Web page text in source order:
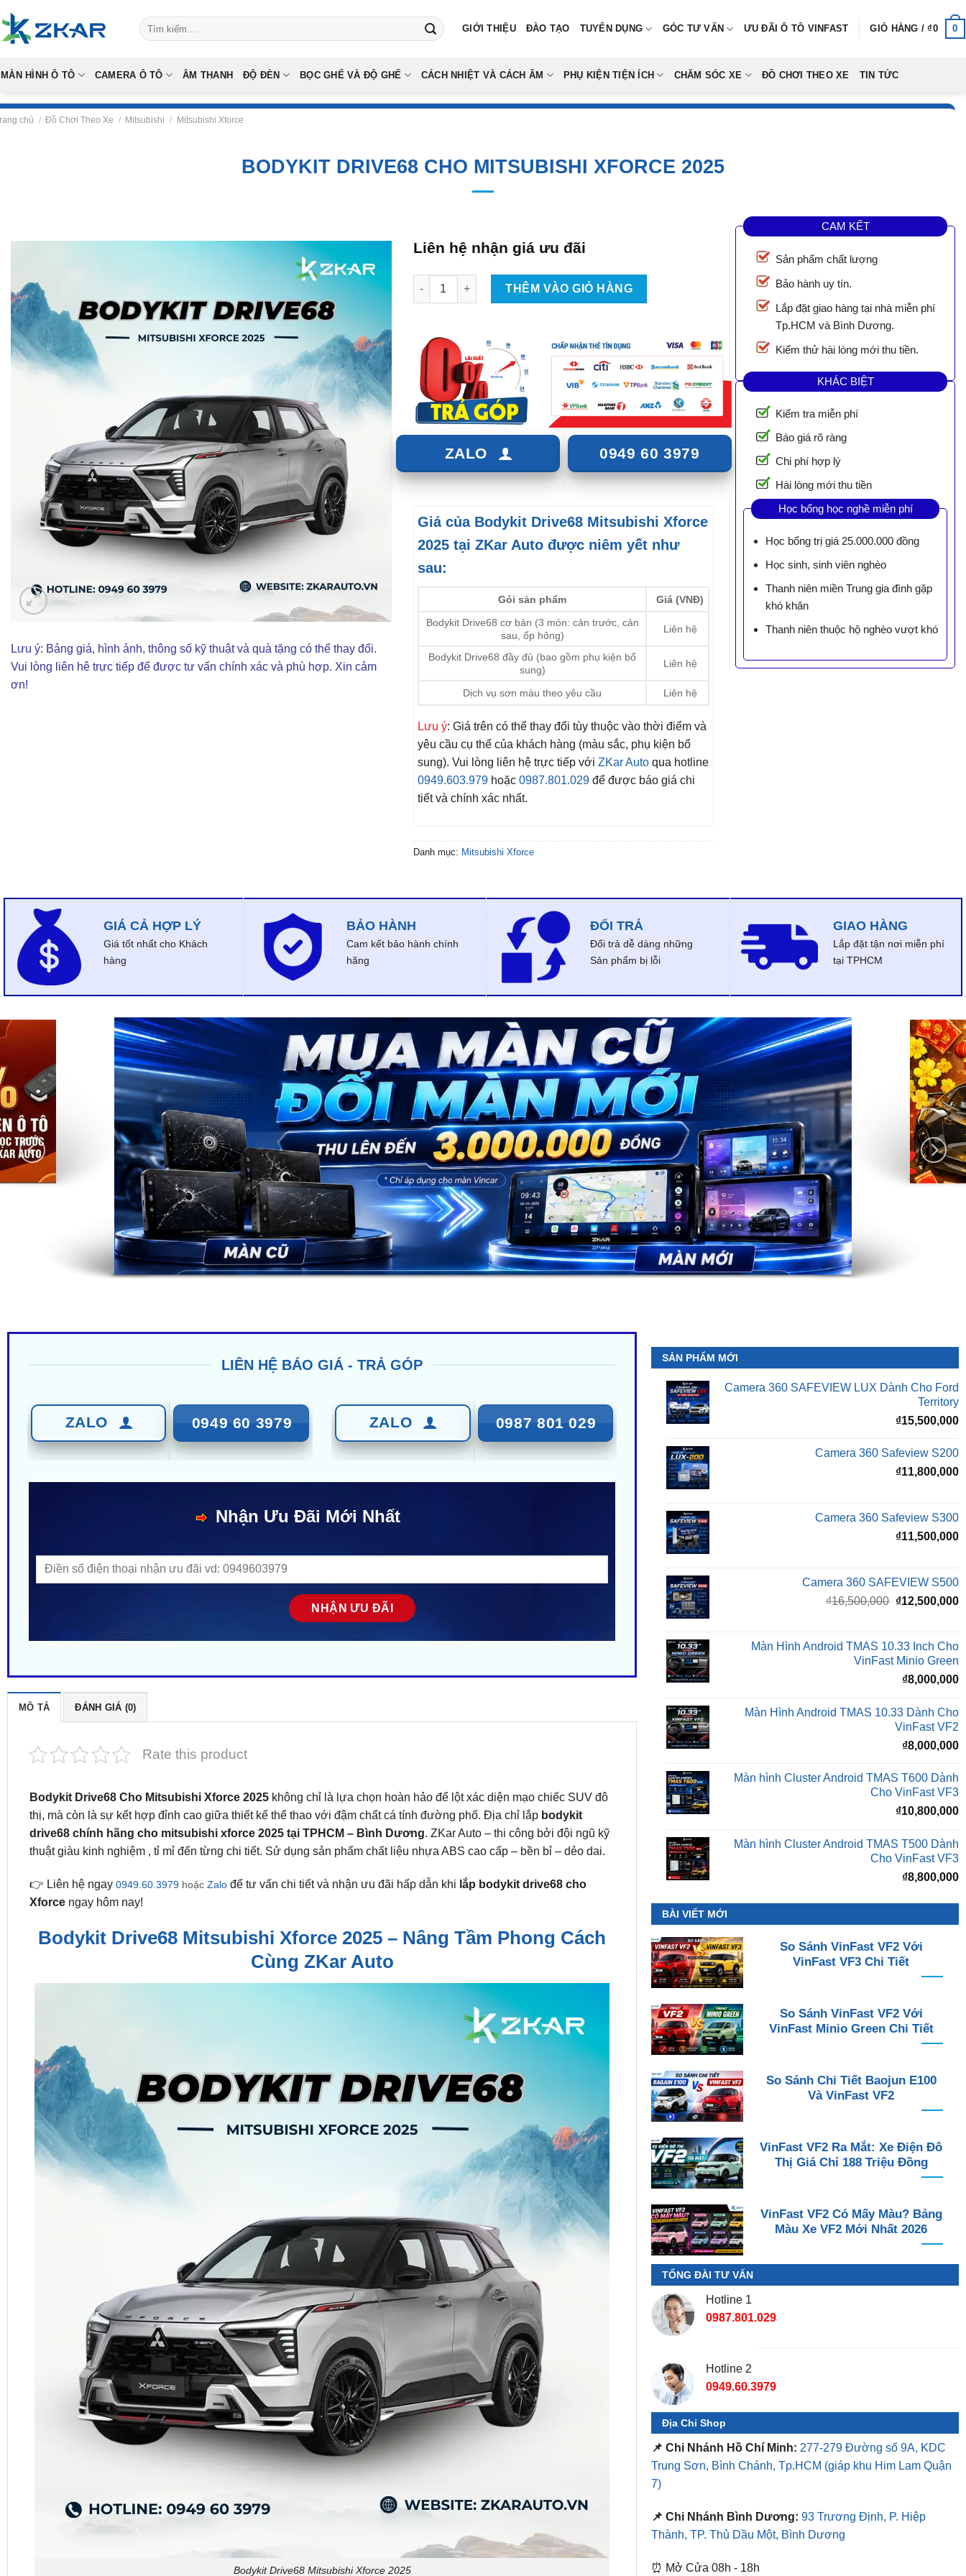
to
content
Tìm
kiếm:
GIỚI THIỆU ĐÀO TẠO TUYỂN DỤNG GÓC TƯ VẤN ƯU ĐÃI Ô TÔ VINFAST GIỎ HÀNG /₫0 0
MÀN HÌNH Ô TÔ CAMERA Ô TÔ ÂM THANH ĐỘ ĐÈN BỌC GHẾ VÀ ĐỘ GHẾ CÁCH NHIỆT VÀ CÁCH ÂM PHỤ KIỆN TIỆN ÍCH CHĂM SÓC XE ĐỒ CHƠI THEO XE TIN TỨC
chủ / Đồ Chơi Theo Xe / Mitsubishi / Mitsubishi Xforce
BODYKIT DRIVE68 CHO MITSUBISHI XFORCE 2025
Lưu ý: Bảng giá, hình ảnh, thông số kỹ thuật và quà tặng có thể thay đổi.
Vui lòng liên hê trực tiếp để được tư vấn chính xác và phù hợp. Xin cảm
ơn!
Liên hệ nhận giá ưu đãi
Bodykit Drive68 Cho Mitsubishi Xforce 2025 số lượng
THÊM VÀO GIỎ HÀNG
ZALO 0949 60 3979
Giá của Bodykit Drive68 Mitsubishi Xforce
2025 tại ZKar Auto được niêm yết như
sau:
Gói sản phẩm
Giá (VNĐ)
Bodykit Drive68 cơ bản (3 món: cản trước, cản
sau, ốp hông)
Liên hệ
Bodykit Drive68 đầy đủ (bao gồm phụ kiện bổ
sung)
Liên hệ
Dịch vụ sơn màu theo yêu cầu Liên hệ
Lưu ý: Giá trên có thể thay đổi tùy thuộc vào thời điểm và
yêu cầu cụ thể của khách hàng (màu sắc, phụ kiện bổ
sung). Vui lòng liên hệ trực tiếp với ZKar Auto qua hotline
0949.603.979 hoặc 0987.801.029 để được báo giá chi
tiết và chính xác nhất.
Danh mục: Mitsubishi Xforce
CAM KẾT
Sản phẩm chất lượng
Bảo hành uy tín.
Lắp đặt giao hàng tại nhà miễn phí
Tp.HCM và Bình Dương.
Kiểm thử hài lòng mới thu tiền.
KHÁC BIỆT
Kiểm tra miễn phí
Báo giá rõ ràng
Chi phí hợp lý
Hài lòng mới thu tiền
Học bổng học nghề miễn phí
Học bổng trị giá 25.000.000 đồng
Học sinh, sinh viên nghèo
Thanh niên miền Trung gia đình gặp
khó khăn
Thanh niên thuộc hộ nghèo vượt khó
GIÁ CẢ HỢP LÝ
Giá tốt nhất cho Khách
hàng
BẢO HÀNH
Cam kết bảo hành chính
hãng
ĐỔI TRẢ
Đổi trả dễ dàng những
Sản phẩm bị lỗi
GIAO HÀNG
Lắp đặt tận nơi miễn phí
tại TPHCM
LIÊN HỆ BÁO GIÁ - TRẢ GÓP
ZALO 0949 60 3979 ZALO 0987 801 029
Nhận Ưu Đãi Mới Nhất
MÔ TẢ ĐÁNH GIÁ (0)
Rate this product
Bodykit Drive68 Cho Mitsubishi Xforce 2025không chỉ là lựa chọn hoàn hảo để lột xác diện mạo chiếc SUV đô
thị, mà còn là sự kết hợp đỉnh cao giữa thiết kế thể thao với đậm chất cá tính đường phố. Địa chỉ lắp bodykit
drive68 chính hãng cho mitsubishi xforce 2025 tại TPHCM – Bình Dương. ZKar Auto – thi công bởi đội ngũ kỹ
thuật giàu kinh nghiệm , tỉ mỉ đến từng chi tiết. Sử dụng sản phẩm chất liệu nhựa ABS cao cấp – bền bỉ – dẻo dai.
👉 Liên hệ ngay 0949.60.3979hoặc Zalođể tư vấn chi tiết và nhận ưu đãi hấp dẫn khi lắp bodykit drive68 cho
Xforcengay hôm nay!
Bodykit Drive68 Mitsubishi Xforce 2025 – Nâng Tầm Phong Cách
Cùng ZKar Auto
Bodykit Drive68 Mitsubishi Xforce 2025
SẢN PHẨM MỚI
Camera 360 SAFEVIEW LUX Dành Cho Ford
Territory
₫15,500,000
Camera 360 Safeview S200
₫11,800,000
Camera 360 Safeview S300
₫11,500,000
Camera 360 SAFEVIEW S500
₫16,500,000 Giá
₫16,500,000.
₫12,500,000
Màn Hình Android TMAS 10.33 Inch Cho
VinFast Minio Green
₫8,000,000
Màn Hình Android TMAS 10.33 Dành Cho
VinFast VF2
₫8,000,000
Màn hình Cluster Android TMAS T600 Dành
Cho VinFast VF3
₫10,800,000
Màn hình Cluster Android TMAS T500 Dành
Cho VinFast VF3
₫8,800,000
BÀI VIẾT MỚI
So Sánh VinFast VF2 Với
VinFast VF3 Chi Tiết
So Sánh VinFast VF2 Với
VinFast Minio Green Chi Tiết
So Sánh Chi Tiết Baojun E100
Và VinFast VF2
VinFast VF2 Ra Mắt: Xe Điện Đô
Thị Giá Chỉ 188 Triệu Đồng
VinFast VF2 Có Mấy Màu? Bảng
Màu Xe VF2 Mới Nhất 2026
TỔNG ĐÀI TƯ VẤN
Hotline 1
0987.801.029
Hotline 2
0949.60.3979
Địa Chỉ Shop
📌 Chi Nhánh Hồ Chí Minh: 277-279 Đường số 9A, KDC
Trung Sơn, Bình Chánh, Tp.HCM (giáp khu Him Lam Quận
7)
📌 Chi Nhánh Bình Dương: 93 Trương Định, P. Hiệp
Thành, TP. Thủ Dầu Một, Bình Dương
⏰ Mở Cửa 08h - 18h